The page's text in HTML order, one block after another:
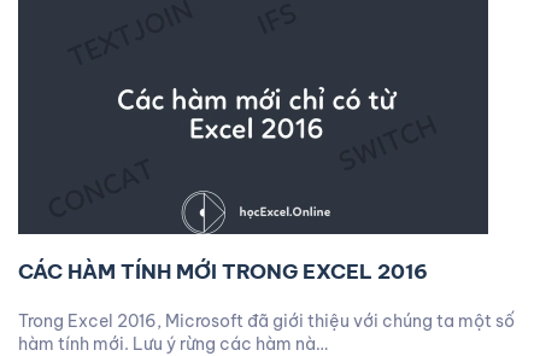
CÁC HÀM TÍNH MỚI TRONG EXCEL 2016
Trong Excel 2016, Microsoft đã giới thiệu với chúng ta một số
hàm tính mới. Lưu ý rừng các hàm nà…